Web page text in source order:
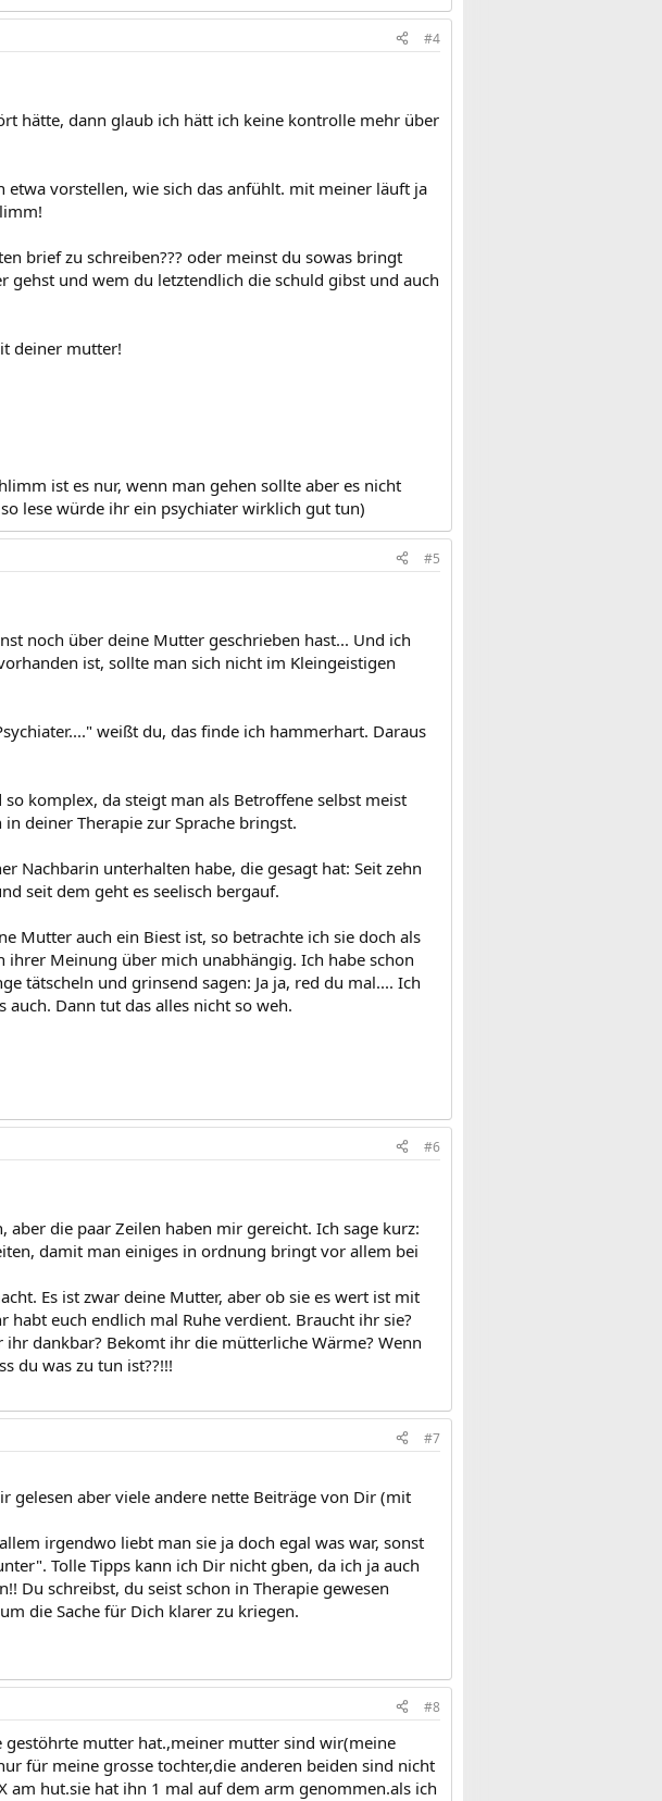
#4
hätte, dann glaub ich hätt ich keine kontrolle mehr über
vorstellen, wie sich das anfühlt. mit meiner läuft ja
brief zu schreiben??? oder meinst du sowas bringt
und wem du letztendlich die schuld gibst und auch
deiner mutter!
ist es nur, wenn man gehen sollte aber es nicht
lese würde ihr ein psychiater wirklich gut tun)
#5
noch über deine Mutter geschrieben hast... Und ich
ist, sollte man sich nicht im Kleingeistigen
weißt du, das finde ich hammerhart. Daraus
komplex, da steigt man als Betroffene selbst meist
deiner Therapie zur Sprache bringst.
Nachbarin unterhalten habe, die gesagt hat: Seit zehn
seit dem geht es seelisch bergauf.
Mutter auch ein Biest ist, so betrachte ich sie doch als
ihrer Meinung über mich unabhängig. Ich habe schon
tätscheln und grinsend sagen: Ja ja, red du mal.... Ich
Dann tut das alles nicht so weh.
#6
die paar Zeilen haben mir gereicht. Ich sage kurz:
damit man einiges in ordnung bringt vor allem bei
Es ist zwar deine Mutter, aber ob sie es wert ist mit
euch endlich mal Ruhe verdient. Braucht ihr sie?
dankbar? Bekomt ihr die mütterliche Wärme? Wenn
du was zu tun ist??!!!
#7
gelesen aber viele andere nette Beiträge von Dir (mit
irgendwo liebt man sie ja doch egal was war, sonst
Tolle Tipps kann ich Dir nicht gben, da ich ja auch
Du schreibst, du seist schon in Therapie gewesen
die Sache für Dich klarer zu kriegen.
#8
mutter hat.,meiner mutter sind wir(meine
für meine grosse tochter,die anderen beiden sind nicht
am hut.sie hat ihn 1 mal auf dem arm genommen.als ich